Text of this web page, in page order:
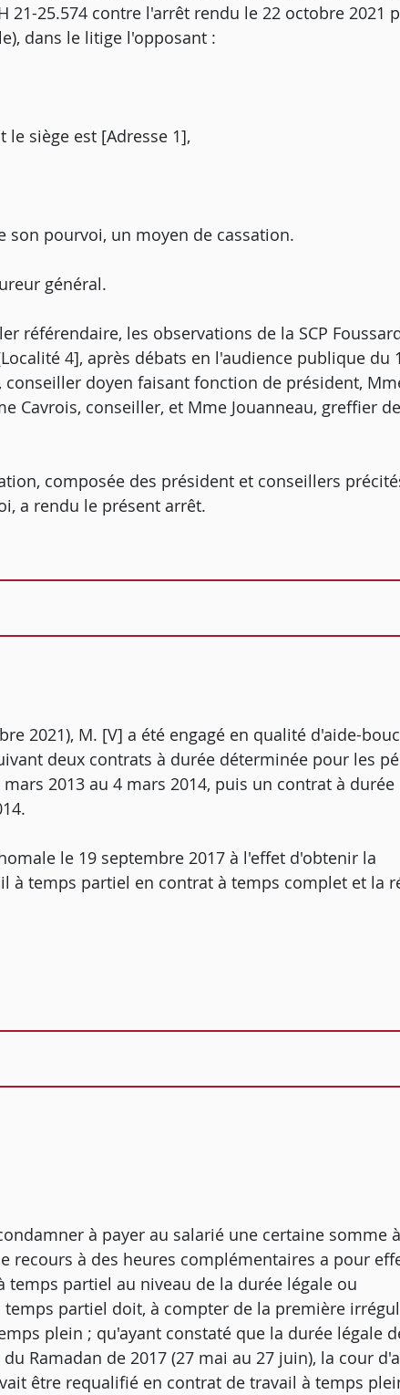
21-25.574 contre l'arrêt rendu le 22 octobre 2021
dans le litige l'opposant :
siège est [Adresse 1],
son pourvoi, un moyen de cassation.
général.
référendaire, les observations de la SCP
4], après débats en l'audience publique du
doyen faisant fonction de président,
Cavrois, conseiller, et Mme Jouanneau, greffier de
composée des président et conseillers
a rendu le présent arrêt.
2021), M. [V] a été engagé en qualité d'aide-
deux contrats à durée déterminée pour les
2013 au 4 mars 2014, puis un contrat à durée
le 19 septembre 2017 à l'effet d'obtenir la
à temps partiel en contrat à temps complet et la
à payer au salarié une certaine somme
recours à des heures complémentaires a pour
partiel au niveau de la durée légale ou
partiel doit, à compter de la première
plein ; qu'ayant constaté que la durée légale
Ramadan de 2017 (27 mai au 27 juin), la cour
être requalifié en contrat de travail à temps